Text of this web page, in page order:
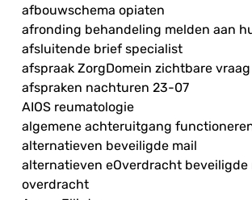
afbouwschema opiaten
afronding behandeling melden aan
afsluitende brief specialist
afspraak ZorgDomein zichtbare vraag
afspraken nachturen 23-07
AIOS reumatologie
algemene achteruitgang
alternatieven beveiligde mail
alternatieven eOverdracht beveiligde
overdracht